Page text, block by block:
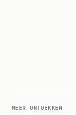
MEER ONTDEKKEN